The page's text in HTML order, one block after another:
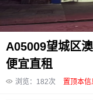
A05009望城区
便宜直租
浏览： 182次 置顶本信